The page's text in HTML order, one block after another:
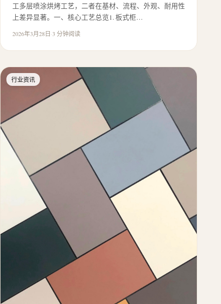
工多层喷涂烘烤工艺，二者在基材、流程、外观、耐用性
上差异显著。一、核心工艺总览1. 板式柜…
2026年3月28日·3 分钟阅读
行业资讯